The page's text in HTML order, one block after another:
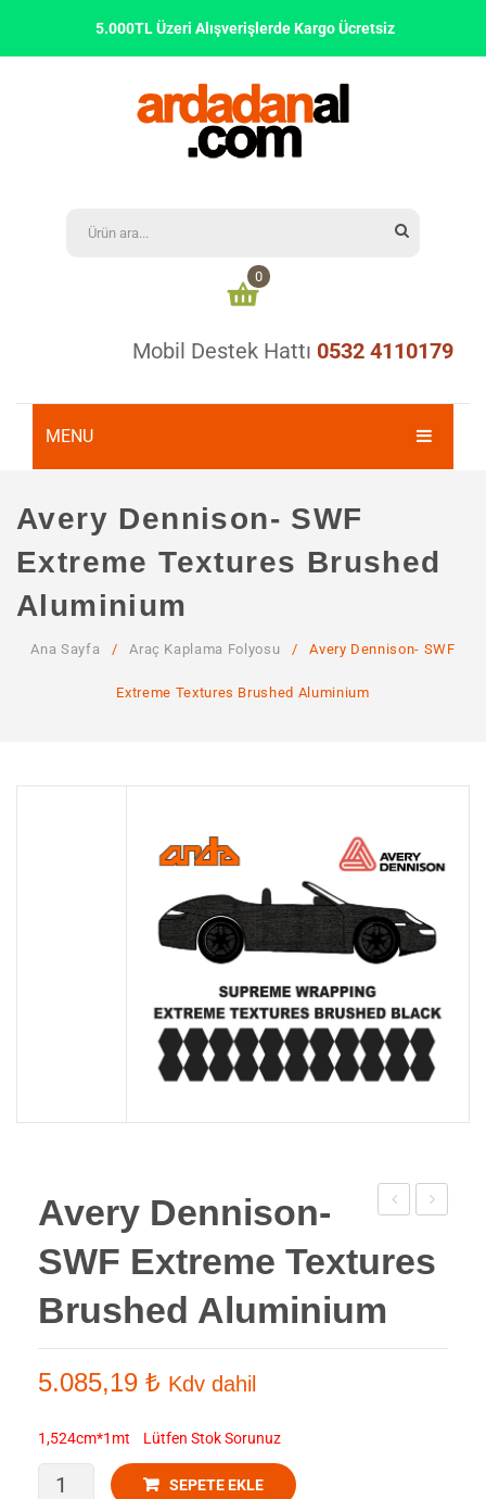
5.000TL Üzeri Alışverişlerde Kargo Ücretsiz
Mobil Destek Hattı 0532 4110179
MENU
KURUMSAL
0
Alışveriş sepetinizde ürün bulunmamaktadır
Avery Dennison- SWF
Extreme Textures Brushed
Aluminium
Ana Sayfa / Araç Kaplama Folyosu / Avery Dennison- SWF
Extreme Textures Brushed Aluminium
Araç
Folyosu
SWF
Araç
SWF
Avery Dennison-
SWF Extreme Textures
Brushed Aluminium
5.085,19 ₺ Kdv dahil
1,524cm*1mt Lütfen Stok Sorunuz
Avery SEPETE EKLE